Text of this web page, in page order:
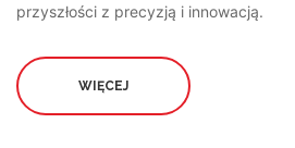
przyszłości z precyzją i innowacją.
WIĘCEJ